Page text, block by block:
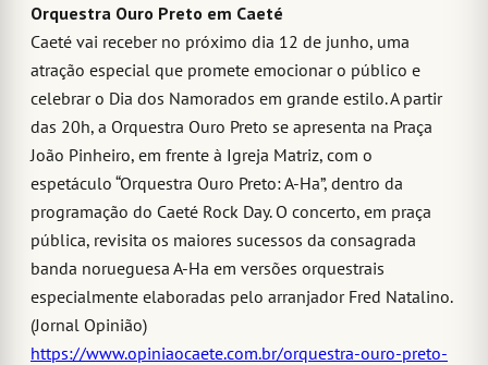
Orquestra Ouro Preto em Caeté
Caeté vai receber no próximo dia 12 de junho, uma
atração especial que promete emocionar o público e
celebrar o Dia dos Namorados em grande estilo. A partir
das 20h, a Orquestra Ouro Preto se apresenta na Praça
João Pinheiro, em frente à Igreja Matriz, com o
espetáculo “Orquestra Ouro Preto: A-Ha”, dentro da
programação do Caeté Rock Day. O concerto, em praça
pública, revisita os maiores sucessos da consagrada
banda norueguesa A-Ha em versões orquestrais
especialmente elaboradas pelo arranjador Fred Natalino.
(Jornal Opinião)
https://www.opiniaocaete.com.br/orquestra-ouro-preto-